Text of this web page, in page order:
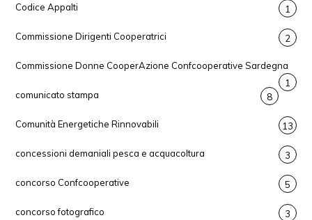
Codice Appalti 1
Commissione Dirigenti Cooperatrici 2
Commissione Donne CooperAzione Confcooperative Sardegna
1
comunicato stampa
8
Comunità Energetiche Rinnovabili 13
concessioni demaniali pesca e acquacoltura 3
concorso Confcooperative 5
concorso fotografico 3